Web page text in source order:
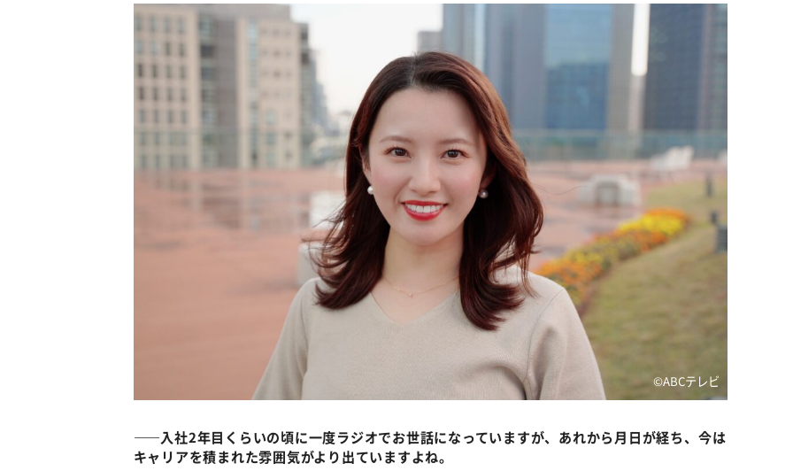
©️ABCテレビ
――入社2年目くらいの頃に一度ラジオでお世話になっていますが、あれから月日が経ち、今は
キャリアを積まれた雰囲気がより出ていますよね。